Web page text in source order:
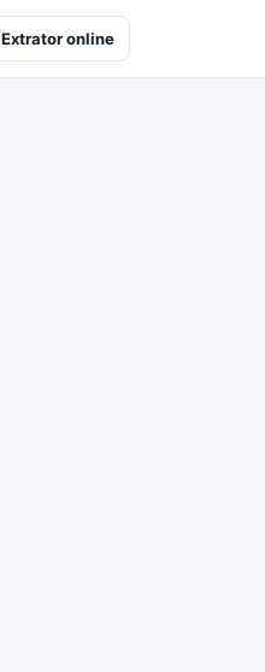
Extrator online